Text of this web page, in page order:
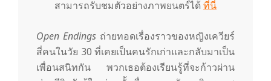
สามารถรับชมตัวอย่างภาพยนตร์ได้ ที่นี่
Open Endings ถ่ายทอดเรื่องราวของหญิงเควียร์
สี่คนในวัย 30 ที่เคยเป็นคนรักเก่าและกลับมาเป็น
เพื่อนสนิทกัน พวกเธอต้องเรียนรู้ที่จะก้าวผ่าน